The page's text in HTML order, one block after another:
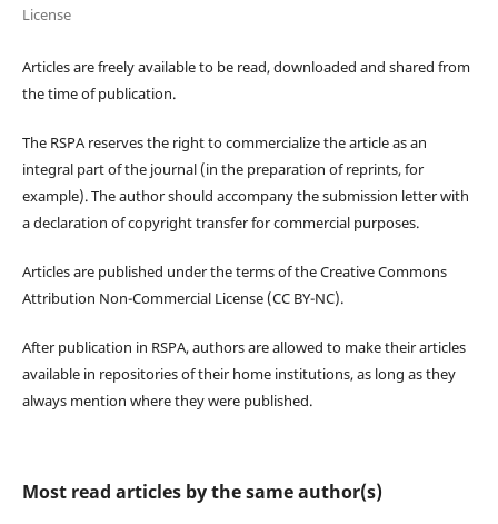
License
Articles are freely available to be read, downloaded and shared from
the time of publication.
The RSPA reserves the right to commercialize the article as an
integral part of the journal (in the preparation of reprints, for
example). The author should accompany the submission letter with
a declaration of copyright transfer for commercial purposes.
Articles are published under the terms of the Creative Commons
Attribution Non-Commercial License (CC BY-NC).
After publication in RSPA, authors are allowed to make their articles
available in repositories of their home institutions, as long as they
always mention where they were published.
Most read articles by the same author(s)